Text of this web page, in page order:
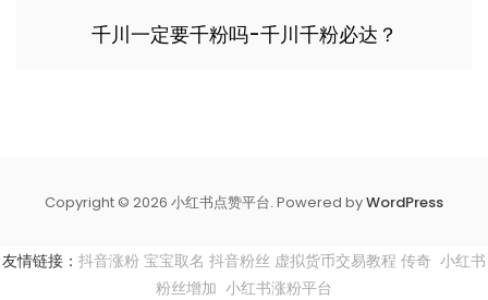
千川一定要千粉吗-千川千粉必达？
Copyright © 2026 小红书点赞平台. Powered byWordPress
友情链接： 抖音涨粉 宝宝取名 抖音粉丝 虚拟货币交易教程 传奇 小红书
粉丝增加 小红书涨粉平台